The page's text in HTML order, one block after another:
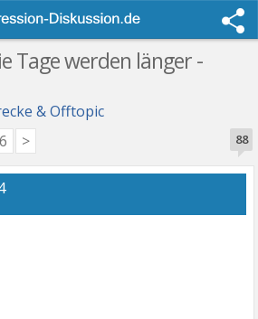
Tage werden länger -
& Offtopic
88
6 >